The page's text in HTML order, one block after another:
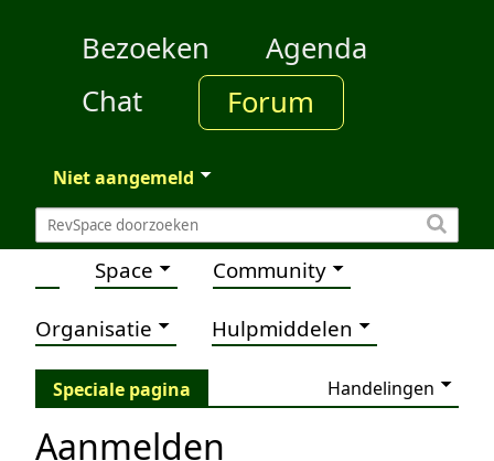
Bezoeken
Agenda
Chat
Forum
Niet aangemeld
Space Community
Organisatie Hulpmiddelen
Speciale pagina Handelingen
Aanmelden